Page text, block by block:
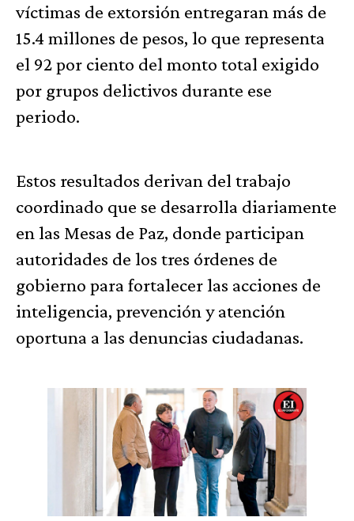
víctimas de extorsión entregaran más de
15.4 millones de pesos, lo que representa
el 92 por ciento del monto total exigido
por grupos delictivos durante ese
periodo.
Estos resultados derivan del trabajo
coordinado que se desarrolla diariamente
en las Mesas de Paz, donde participan
autoridades de los tres órdenes de
gobierno para fortalecer las acciones de
inteligencia, prevención y atención
oportuna a las denuncias ciudadanas.